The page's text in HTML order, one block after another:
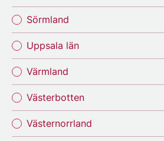
Sörmland
Uppsala län
Värmland
Västerbotten
Västernorrland